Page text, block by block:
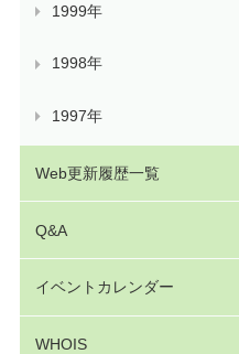
1999年
1998年
1997年
Web更新履歴一覧
Q&A
イベントカレンダー
WHOIS